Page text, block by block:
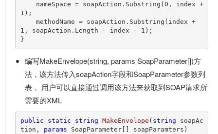
    nameSpace = soapAction.Substring(
0
, index +
1 );
    methodName = soapAction.Substring(index +
1 , soapAction.Length - index - 1 );
编写MakeEnvelope(string, params SoapParameter[])方
法，该方法传入soapAction字段和SoapParameter参数列
表， 用户可以直接通过调用该方法来获取到SOAP请求所
需要的XML
public static string MakeEnvelope ( string soapAc
tion, params SoapParameter[] soapParamters )